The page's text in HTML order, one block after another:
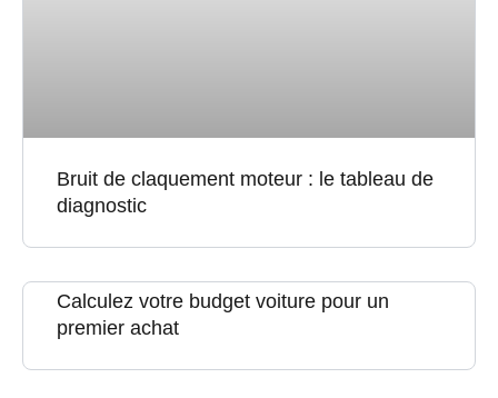
Bruit de claquement moteur : le tableau de
diagnostic
Calculez votre budget voiture pour un
premier achat